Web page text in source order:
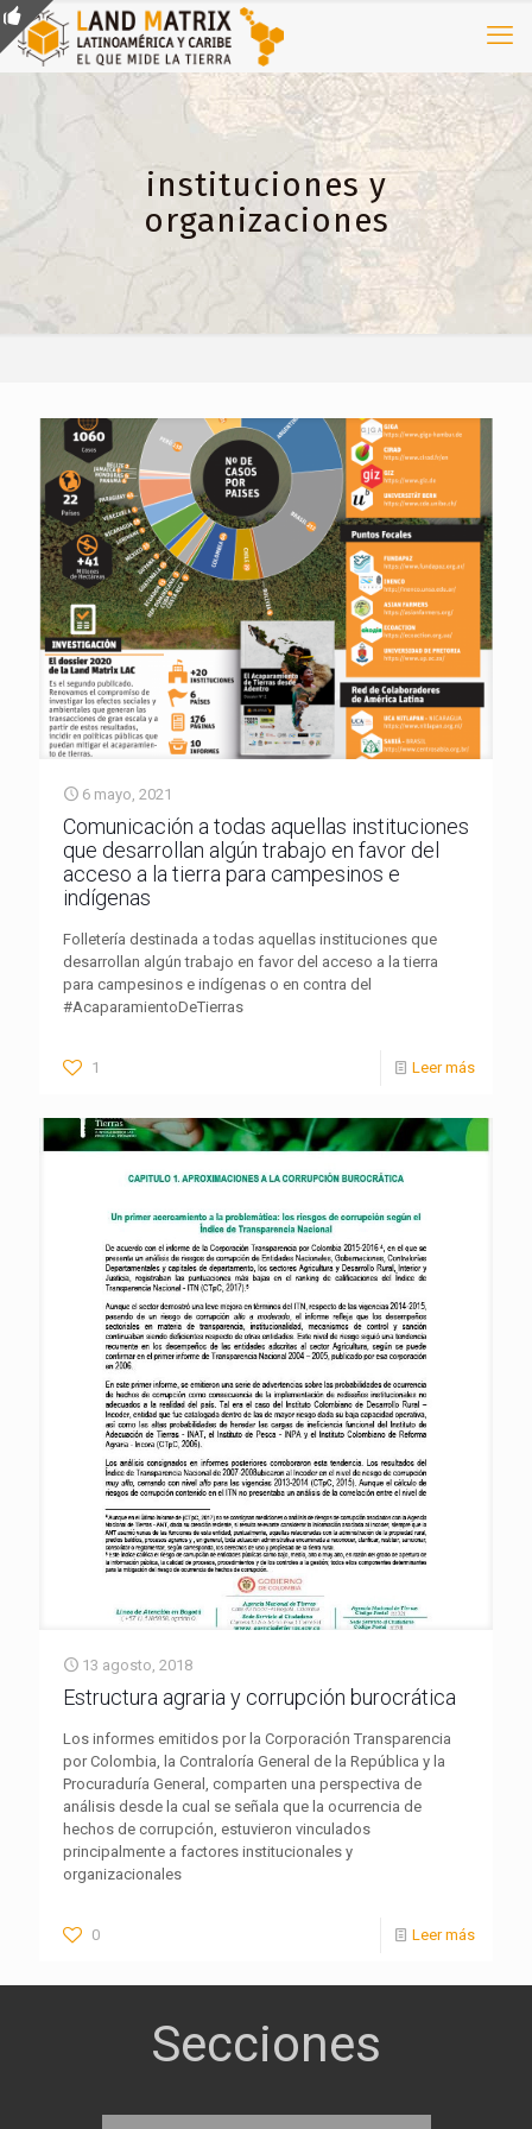
instituciones y
organizaciones
6 mayo, 2021
Comunicación a todas aquellas instituciones
que desarrollan algún trabajo en favor del
acceso a la tierra para campesinos e
indígenas
Folletería destinada a todas aquellas instituciones que
desarrollan algún trabajo en favor del acceso a la tierra
para campesinos e indígenas o en contra del
#AcaparamientoDeTierras
1 Leer más
13 agosto, 2018
Estructura agraria y corrupción burocrática
Los informes emitidos por la Corporación Transparencia
por Colombia, la Contraloría General de la República y la
Procuraduría General, comparten una perspectiva de
análisis desde la cual se señala que la ocurrencia de
hechos de corrupción, estuvieron vinculados
principalmente a factores institucionales y
organizacionales
0 Leer más